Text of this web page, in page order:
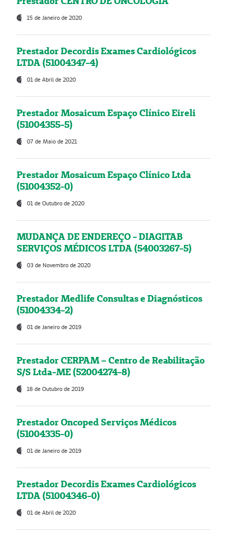
15 de Janeiro de 2020
Prestador Decordis Exames Cardiológicos
LTDA (51004347-4)
01 de Abril de 2020
Prestador Mosaicum Espaço Clínico Eireli
(51004355-5)
07 de Maio de 2021
Prestador Mosaicum Espaço Clínico Ltda
(51004352-0)
01 de Outubro de 2020
MUDANÇA DE ENDEREÇO - DIAGITAB
SERVIÇOS MÉDICOS LTDA (54003267-5)
03 de Novembro de 2020
Prestador Medlife Consultas e Diagnósticos
(51004334-2)
01 de Janeiro de 2019
Prestador CERPAM – Centro de Reabilitação
S/S Ltda-ME (52004274-8)
18 de Outubro de 2019
Prestador Oncoped Serviços Médicos
(51004335-0)
01 de Janeiro de 2019
Prestador Decordis Exames Cardiológicos
LTDA (51004346-0)
01 de Abril de 2020